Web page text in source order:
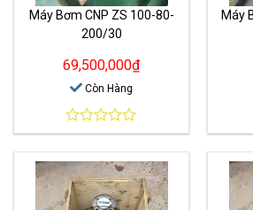
Máy Bơm CNP ZS 100-80-
200/30
69,500,000₫
Còn Hàng
0
out
of
5
Máy